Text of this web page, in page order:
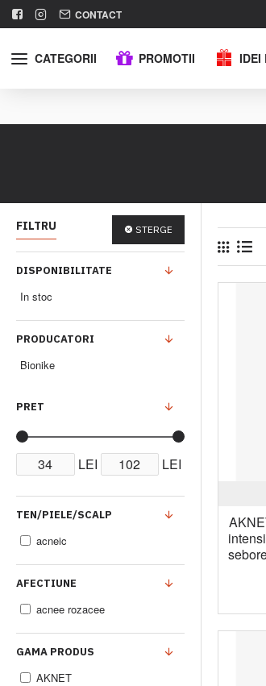
CONTACT
CATEGORII PROMOTII IDEI
FILTRU STERGE
PRET
LEI LEI
PRODUCATORI
Bionike
TEN/PIELE/SCALP
acneic
GAMA PRODUS
AKNET
AFECTIUNE
acnee rozacee
DISPONIBILITATE
In stoc